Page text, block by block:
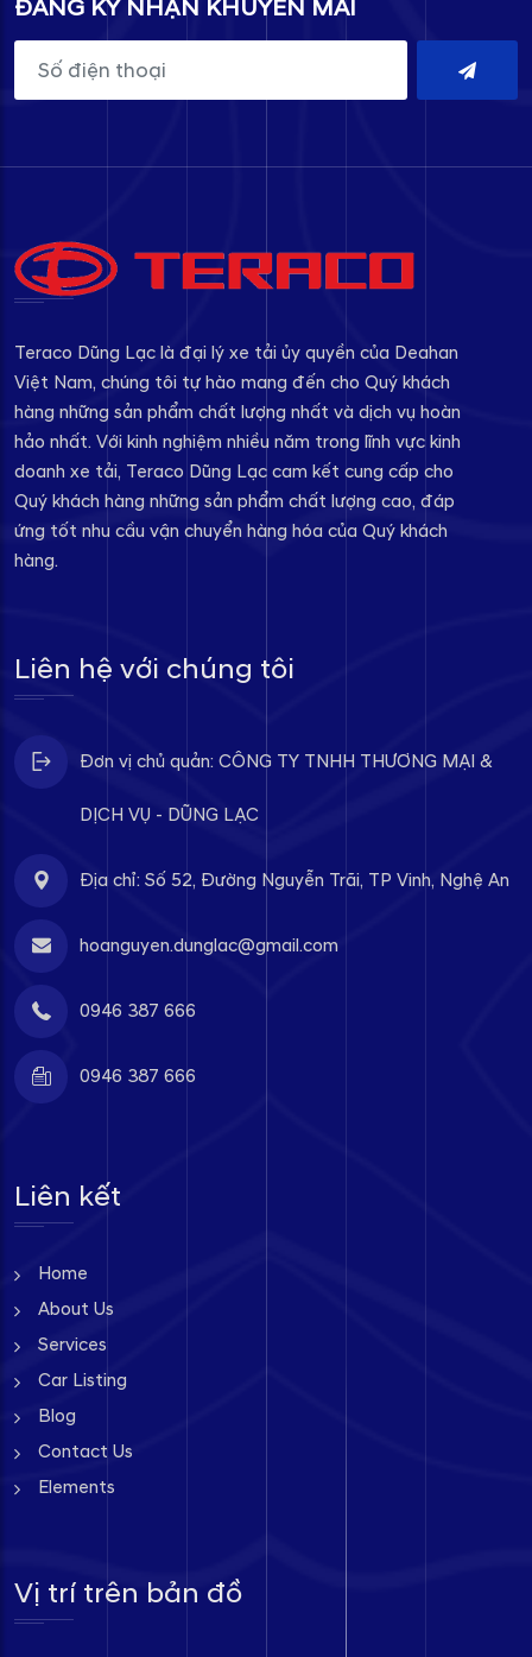
ĐĂNG KÝ NHẬN KHUYỄN MÃI
Teraco Dũng Lạc là đại lý xe tải ủy quyền của Deahan
Việt Nam, chúng tôi tự hào mang đến cho Quý khách
hàng những sản phẩm chất lượng nhất và dịch vụ hoàn
hảo nhất. Với kinh nghiệm nhiều năm trong lĩnh vực kinh
doanh xe tải, Teraco Dũng Lạc cam kết cung cấp cho
Quý khách hàng những sản phẩm chất lượng cao, đáp
ứng tốt nhu cầu vận chuyển hàng hóa của Quý khách
hàng.
Liên hệ với chúng tôi
Đơn vị chủ quản: CÔNG TY TNHH THƯƠNG MẠI &
DỊCH VỤ - DŨNG LẠC
Địa chỉ: Số 52, Đường Nguyễn Trãi, TP Vinh, Nghệ An
hoanguyen.dunglac@gmail.com
0946 387 666
0946 387 666
Liên kết
Home
About Us
Services
Car Listing
Blog
Contact Us
Elements
Vị trí trên bản đồ